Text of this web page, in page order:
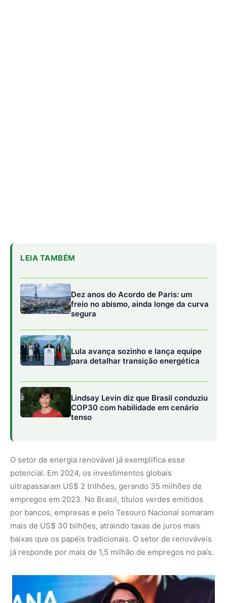
O setor de energia renovável já exemplifica esse
potencial. Em 2024, os investimentos globais
ultrapassaram US$ 2 trilhões, gerando 35 milhões de
empregos em 2023. No Brasil, títulos verdes emitidos
por bancos, empresas e pelo Tesouro Nacional somaram
mais de US$ 30 bilhões, atraindo taxas de juros mais
já responde por mais de 1,5 milhão de empregos no país.
Ana Toni, CEO da COP30
impactos climáticos no comércio global